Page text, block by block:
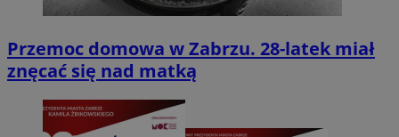
Przemoc domowa w Zabrzu. 28-latek miał
znęcać się nad matką